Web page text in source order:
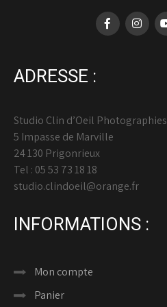
ADRESSE :
Studio Clin d’Oeil Photographies
5 Impasse de Marville
24 130 Prigonrieux
Tel : 05 53 73 18 18
studio.clindoeil@orange.fr
INFORMATIONS :
Mon compte
Panier